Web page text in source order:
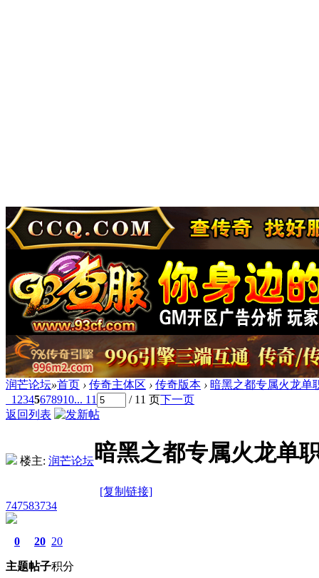
润芒论坛»首页 › 传奇主体区 › 传奇版本 › 暗黑之都专属火龙单
1 2345678910... 11 / 11 页下一页
返回列表
楼主: 润芒论坛暗黑之都专属火龙单
[复制链接]
747583734
0
主题
20
帖子
20
积分